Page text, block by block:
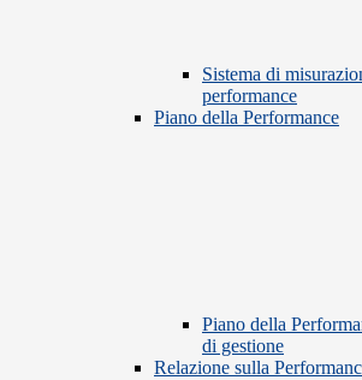
Sistema di
performance
Piano della Performance
Piano della
di gestione
Relazione sulla